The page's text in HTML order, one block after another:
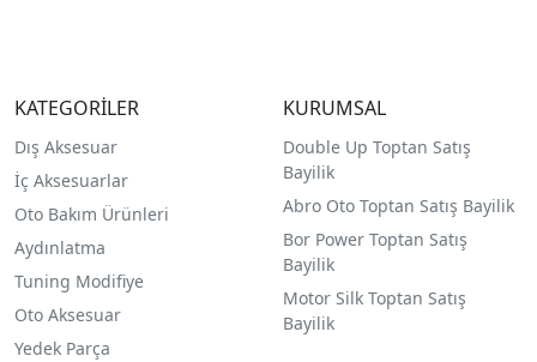
KATEGORİLER
Dış Aksesuar
İç Aksesuarlar
Oto Bakım Ürünleri
Aydınlatma
Tuning Modifiye
Oto Aksesuar
Yedek Parça
KURUMSAL
Double Up Toptan Satış
Bayilik
Abro Oto Toptan Satış Bayilik
Bor Power Toptan Satış
Bayilik
Motor Silk Toptan Satış
Bayilik